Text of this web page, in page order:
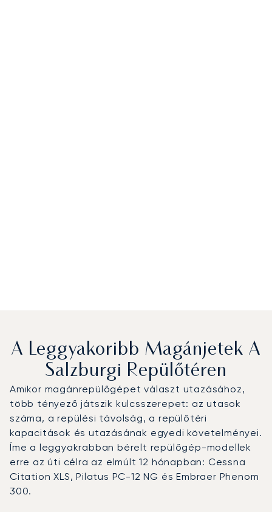
A Leggyakoribb Magánjetek A
Salzburgi Repülőtéren
Amikor magánrepülőgépet választ utazásához,
több tényező játszik kulcsszerepet: az utasok
száma, a repülési távolság, a repülőtéri
kapacitások és utazásának egyedi követelményei.
Íme a leggyakrabban bérelt repülőgép-modellek
erre az úti célra az elmúlt 12 hónapban: Cessna
Citation XLS, Pilatus PC-12 NG és Embraer Phenom
300.